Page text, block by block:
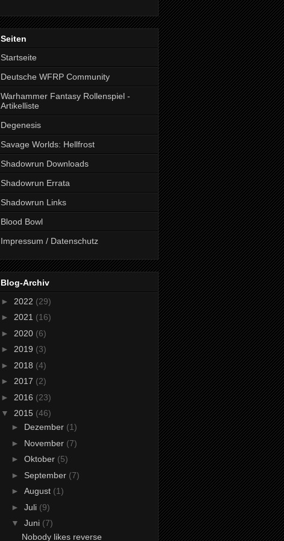
Seiten
Startseite
Deutsche WFRP Community
Warhammer Fantasy Rollenspiel -
Artikelliste
Degenesis
Savage Worlds: Hellfrost
Shadowrun Downloads
Shadowrun Errata
Shadowrun Links
Blood Bowl
Impressum / Datenschutz
Blog-Archiv
► 2022 (29)
► 2021 (16)
► 2020 (6)
► 2019 (3)
► 2018 (4)
► 2017 (2)
► 2016 (23)
▼ 2015 (46)
► Dezember (1)
► November (7)
► Oktober (5)
► September (7)
► August (1)
► Juli (9)
▼ Juni (7)
Nobody likes reverse